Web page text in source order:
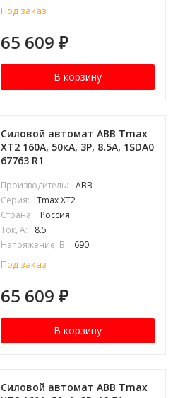
Под заказ
65 609₽
В корзину
Силовой автомат ABB Tmax
XT2 160А, 50кА, 3P, 8.5А, 1SDA0
67763 R1
Производитель:
ABB
Серия:
Tmax XT2
Страна:
Россия
Ток, А:
8.5
Напряжение, В:
690
Под заказ
65 609₽
В корзину
Силовой автомат ABB Tmax